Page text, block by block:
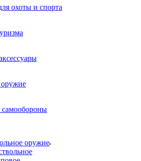
охоты и спорта
оружие
самообороны
оружие